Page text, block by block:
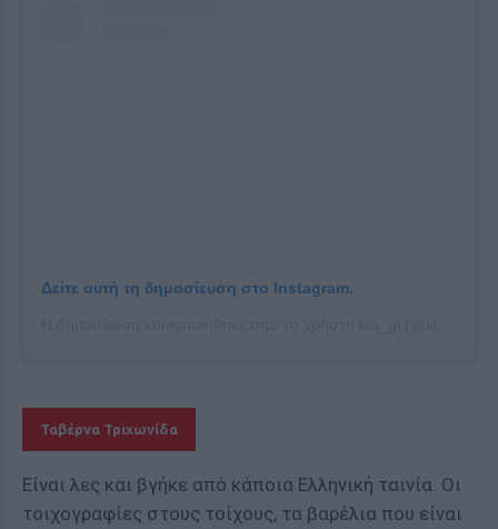
Δείτε αυτή τη δημοσίευση στο Instagram.
Ταβέρνα Τριχωνίδα
Είναι λες και βγήκε από κάποια Ελληνική ταινία. Οι
τοιχογραφίες στους τοίχους, τα βαρέλια που είναι